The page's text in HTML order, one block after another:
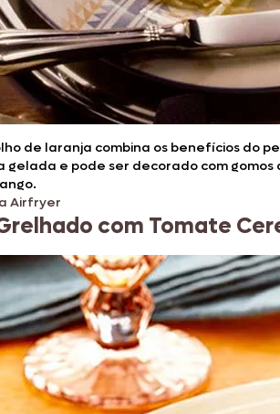
de laranja combina os benefícios do
gelada e pode ser decorado com
Airfryer
com Tomate